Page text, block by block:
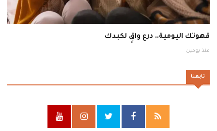
قهوتك اليومية.. درع واقٍ لكبدك
منذ يومين
تابعنا